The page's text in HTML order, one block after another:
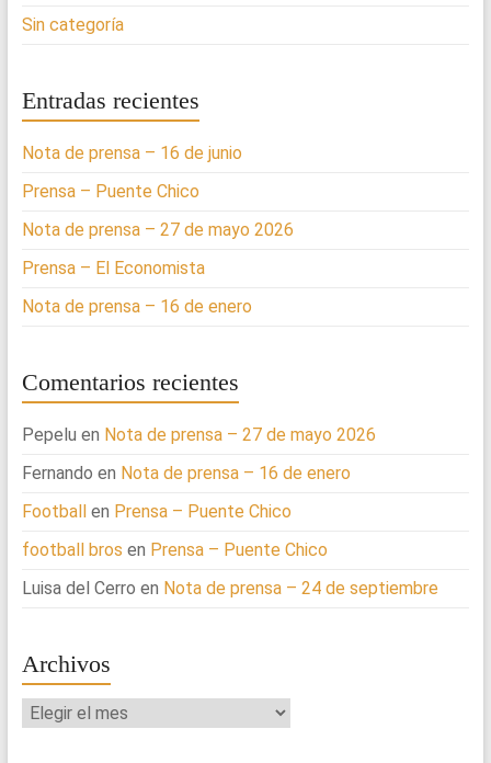
Sin categoría
Entradas recientes
Nota de prensa – 16 de junio
Prensa – Puente Chico
Nota de prensa – 27 de mayo 2026
Prensa – El Economista
Nota de prensa – 16 de enero
Comentarios recientes
Pepelu en Nota de prensa – 27 de mayo 2026
Fernando en Nota de prensa – 16 de enero
Footballen Prensa – Puente Chico
football bros en Prensa – Puente Chico
Luisa del Cerro en Nota de prensa – 24 de septiembre
Archivos
Archivos